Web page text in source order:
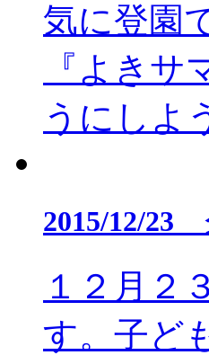
気に登園
『よき
うにしよ
2015/12/
１２月２
す。子ど